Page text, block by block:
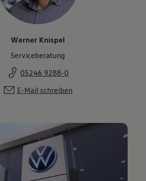
Werner Knispel
Serviceberatung
05246 9288-0
E-Mail schreiben